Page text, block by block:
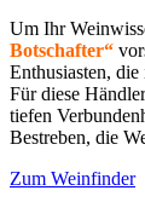
Um Ihr
Botschafter“
Enthusiasten,
Für diese
tiefen
Bestreben, die
Zum Weinfinder